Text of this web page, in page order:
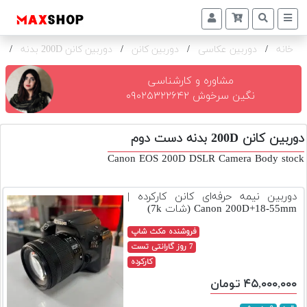
دوربین
و
تجهیزات
و
اکسسوری
دوم
دوربین
و
خانه / دوربین عکاسی / دوربین کانن / دوربین کانن 200D بدنه /
مشاوره و کارشناسی
نگین سرخوش ۰۹۰۲۵۳۲۲۶۴۲
دوربین کانن 200D بدنه دست دوم
Canon EOS 200D DSLR Camera Body stock
دوربین نیمه حرفه‌ای کانن کارکرده |
Canon 200D+18-55mm (شات 7k)
فروشنده مکث شاپ
7 روز گارانتی تست
کارکرده
۴۵,۰۰۰,۰۰۰ تومان